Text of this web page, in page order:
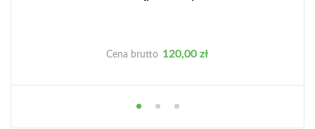
Cena brutto Cena
120,00 zł